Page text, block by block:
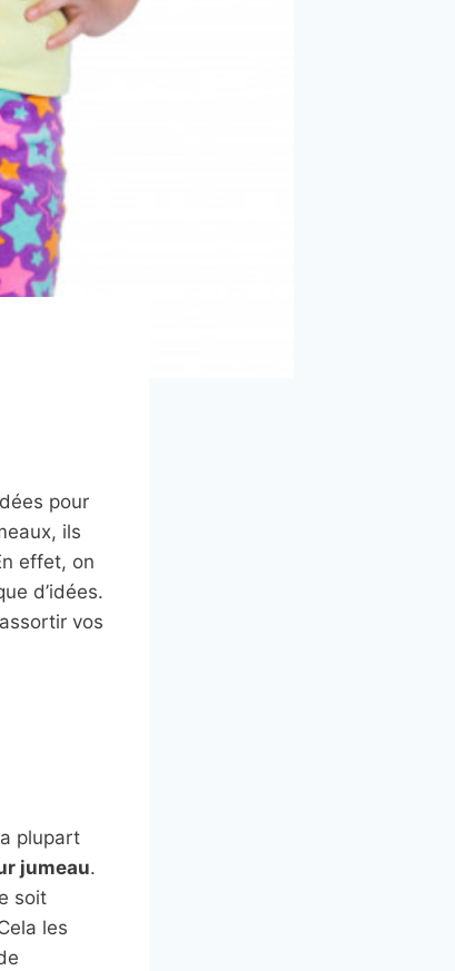
pour
ils
effet, on
d’idées.
vos
plupart
jumeau.
soit
les